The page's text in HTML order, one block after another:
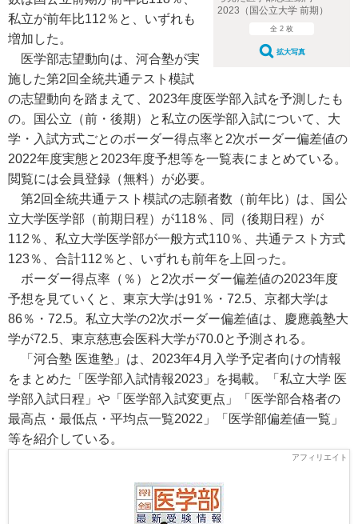
2023（国公立大学 前期）
全 2 枚
拡大写真
私立が前年比112％と、いずれも
増加した。
医学部志望動向は、河合塾が実
施した第2回全統共通テスト模試
の志望動向を踏まえて、2023年度医学部入試を予測したも
の。国公立（前・後期）と私立の医学部入試について、大
学・入試方式ごとのボーダー得点率と2次ボーダー偏差値の
2022年度実態と2023年度予想等を一覧表にまとめている。
閲覧には会員登録（無料）が必要。
第2回全統共通テスト模試の志願者数（前年比）は、国公
立大学医学部（前期日程）が118％、同（後期日程）が
112％、私立大学医学部が一般方式110％、共通テスト方式
123％、合計112％と、いずれも前年を上回った。
ボーダー得点率（％）と2次ボーダー偏差値の2023年度
予想を見ていくと、東京大学は91％・72.5、京都大学は
86％・72.5。私立大学の2次ボーダー偏差値は、慶應義塾大
学が72.5、東京慈恵会医科大学が70.0と予測される。
「河合塾 医進塾」は、2023年4月入学予定者向けの情報
をまとめた「医学部入試情報2023」を掲載。「私立大学 医
学部入試日程」や「医学部入試変更点」「医学部合格者の
最高点・最低点・平均点一覧2022」「医学部偏差値一覧」
等を紹介している。